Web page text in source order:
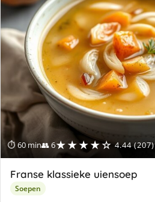
⏱ 60 min👥 6★★★★☆ 4.44 (207)
Franse klassieke uiensoep
Soepen